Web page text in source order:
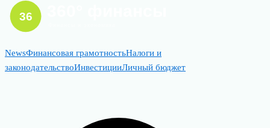
content
NewsФинансовая грамотностьНалоги и
законодательствоИнвестицииЛичный бюджет